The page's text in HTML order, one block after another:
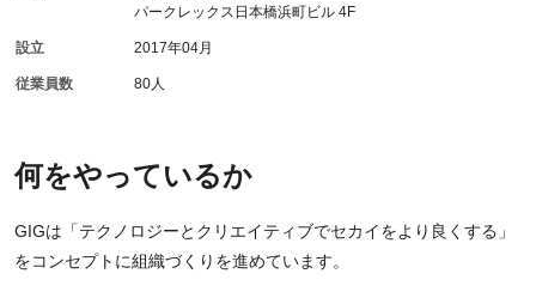
何をやっているか
GIGは「テクノロジーとクリエイティブでセカイをより良くする」
をコンセプトに組織づくりを進めています。
パークレックス日本橋浜町ビル 4F
設立 2017年04月
従業員数 80人